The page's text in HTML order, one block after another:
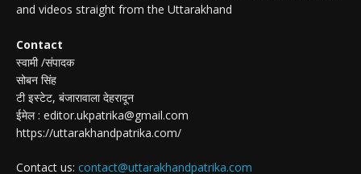
and videos straight from the Uttarakhand
Contact
स्वामी /संपादक
सोबन सिंह
टी इस्टेट, बंजारावाला देहरादून
ईमेल : editor.ukpatrika@gmail.com
https://uttarakhandpatrika.com/
Contact us: contact@uttarakhandpatrika.com